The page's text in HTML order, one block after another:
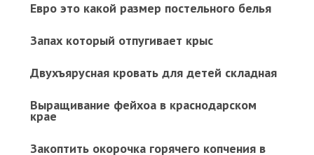
Евро это какой размер постельного белья
Запах который отпугивает крыс
Двухъярусная кровать для детей складная
Выращивание фейхоа в краснодарском
крае
Закоптить окорочка горячего копчения в